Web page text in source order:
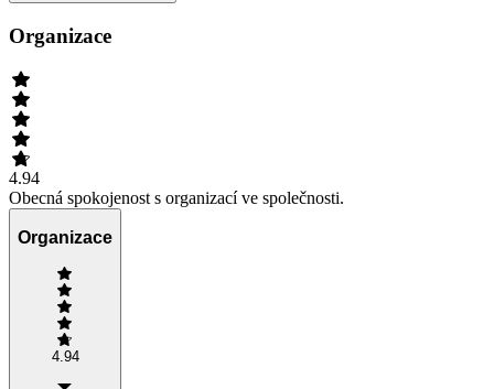
Organizace
4.94
Obecná spokojenost s organizací ve společnosti.
Organizace
4.94